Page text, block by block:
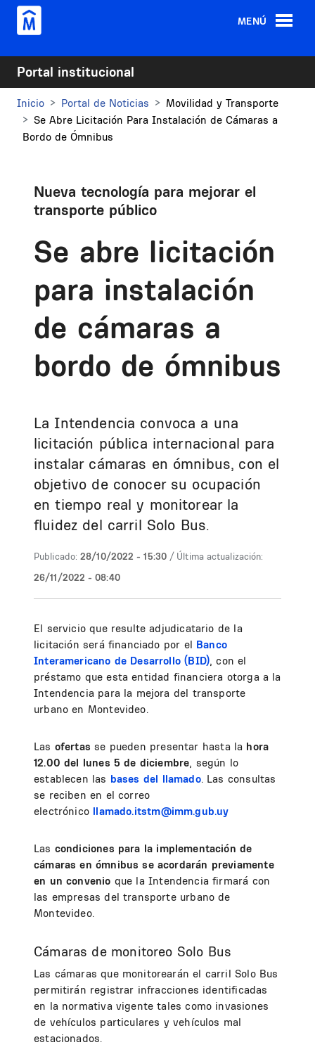
Pasar al contenido principal
MENÚ
Portal institucional
Inicio Portal de Noticias
Movilidad y Transporte
Se Abre Licitación Para Instalación de Cámaras a
Bordo de Ómnibus
Nueva tecnología para mejorar el
transporte público
Se abre licitación
para instalación
de cámaras a
bordo de ómnibus
La Intendencia convoca a una
licitación pública internacional para
instalar cámaras en ómnibus, con el
objetivo de conocer su ocupación
en tiempo real y monitorear la
fluidez del carril Solo Bus.
Publicado: 28/10/2022 - 15:30 / Última actualización:
26/11/2022 - 08:40
El servicio que resulte adjudicatario de la
licitación será financiado por el Banco
Interamericano de Desarrollo (BID), con el
préstamo que esta entidad financiera otorga a la
Intendencia para la mejora del transporte
urbano en Montevideo.
Las ofertasse pueden presentar hasta la hora
12.00 del lunes 5 de diciembre, según lo
establecen las bases del llamado. Las consultas
se reciben en el correo
electrónico llamado.itstm@imm.gub.uy
Las condiciones para la implementación de
cámaras en ómnibus se acordarán previamente
en un convenio que la Intendencia firmará con
las empresas del transporte urbano de
Montevideo.
Cámaras de monitoreo Solo Bus
Las cámaras que monitorearán el carril Solo Bus
permitirán registrar infracciones identificadas
en la normativa vigente tales como invasiones
de vehículos particulares y vehículos mal
estacionados.